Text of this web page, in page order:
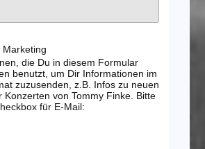
Marketing
die Du in diesem Formular
benutzt, um Dir Informationen im
zuzusenden, z.B. Infos zu neuen
Konzerten von Tommy Finke. Bitte
für E-Mail: